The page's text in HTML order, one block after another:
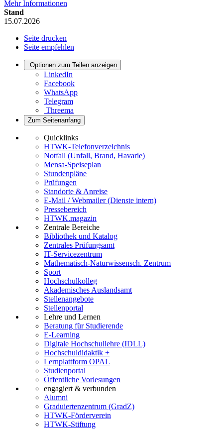
Mehr Informationen
Stand
15.07.2026
Seite drucken
Seite empfehlen
Optionen zum Teilen anzeigen
LinkedIn
Facebook
WhatsApp
Telegram
Threema
Zum Seitenanfang
Quicklinks
HTWK-Telefonverzeichnis
Notfall (Unfall, Brand, Havarie)
Mensa-Speiseplan
Stundenpläne
Prüfungen
Standorte & Anreise
E-Mail / Webmailer (Dienste intern)
Pressebereich
HTWK.magazin
Zentrale Bereiche
Bibliothek und Katalog
Zentrales Prüfungsamt
IT-Servicezentrum
Mathematisch-Naturwissensch. Zentrum
Sport
Hochschulkolleg
Akademisches Auslandsamt
Stellenangebote
Stellenportal
Lehre und Lernen
Beratung für Studierende
E-Learning
Digitale Hochschullehre (IDLL)
Hochschuldidaktik +
Lernplattform OPAL
Studienportal
Öffentliche Vorlesungen
engagiert & verbunden
Alumni
Graduiertenzentrum (GradZ)
HTWK-Förderverein
HTWK-Stiftung